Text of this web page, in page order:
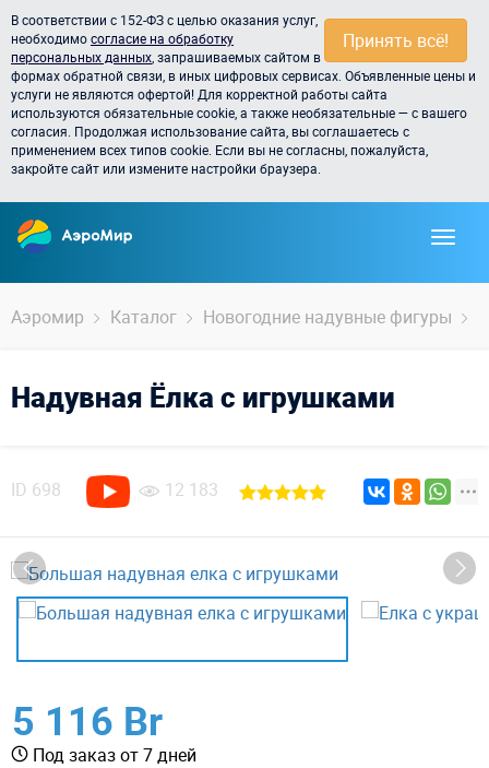
Принять всё!
В соответствии с 152-ФЗ с целью оказания услуг,
необходимосогласие на обработку
персональных данных , запрашиваемых сайтом в
формах обратной связи, в иных цифровых сервисах. Объявленные цены и
услуги не являются офертой! Для корректной работы сайта
используются обязательные cookie, а также необязательные — с вашего
согласия. Продолжая использование сайта, вы соглашаетесь с
применением всех типов cookie. Если вы не согласны, пожалуйста,
закройте сайт или измените настройки браузера.
Аэромир Каталог Новогодние надувные фигуры
Надувная Ёлка с игрушками
ID 698 12 183
5 116 Br
Под заказ от 7 дней